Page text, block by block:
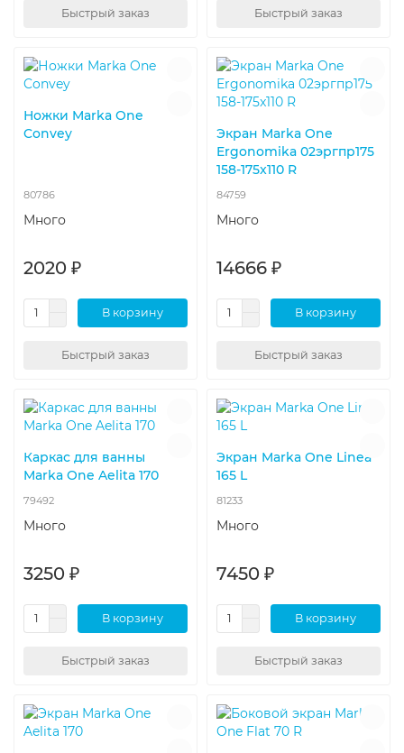
Быстрый заказ Быстрый заказ
Ножки Marka One
Convey
80786
Много
2020 ₽
В корзину
Быстрый заказ
Экран Marka One
Ergonomika 02эргпр175
158-175x110 R
84759
Много
14666 ₽
В корзину
Быстрый заказ
Каркас для ванны
Marka One Aelita 170
79492
Много
3250 ₽
В корзину
Быстрый заказ
Экран Marka One Linea
165 L
81233
Много
7450 ₽
В корзину
Быстрый заказ